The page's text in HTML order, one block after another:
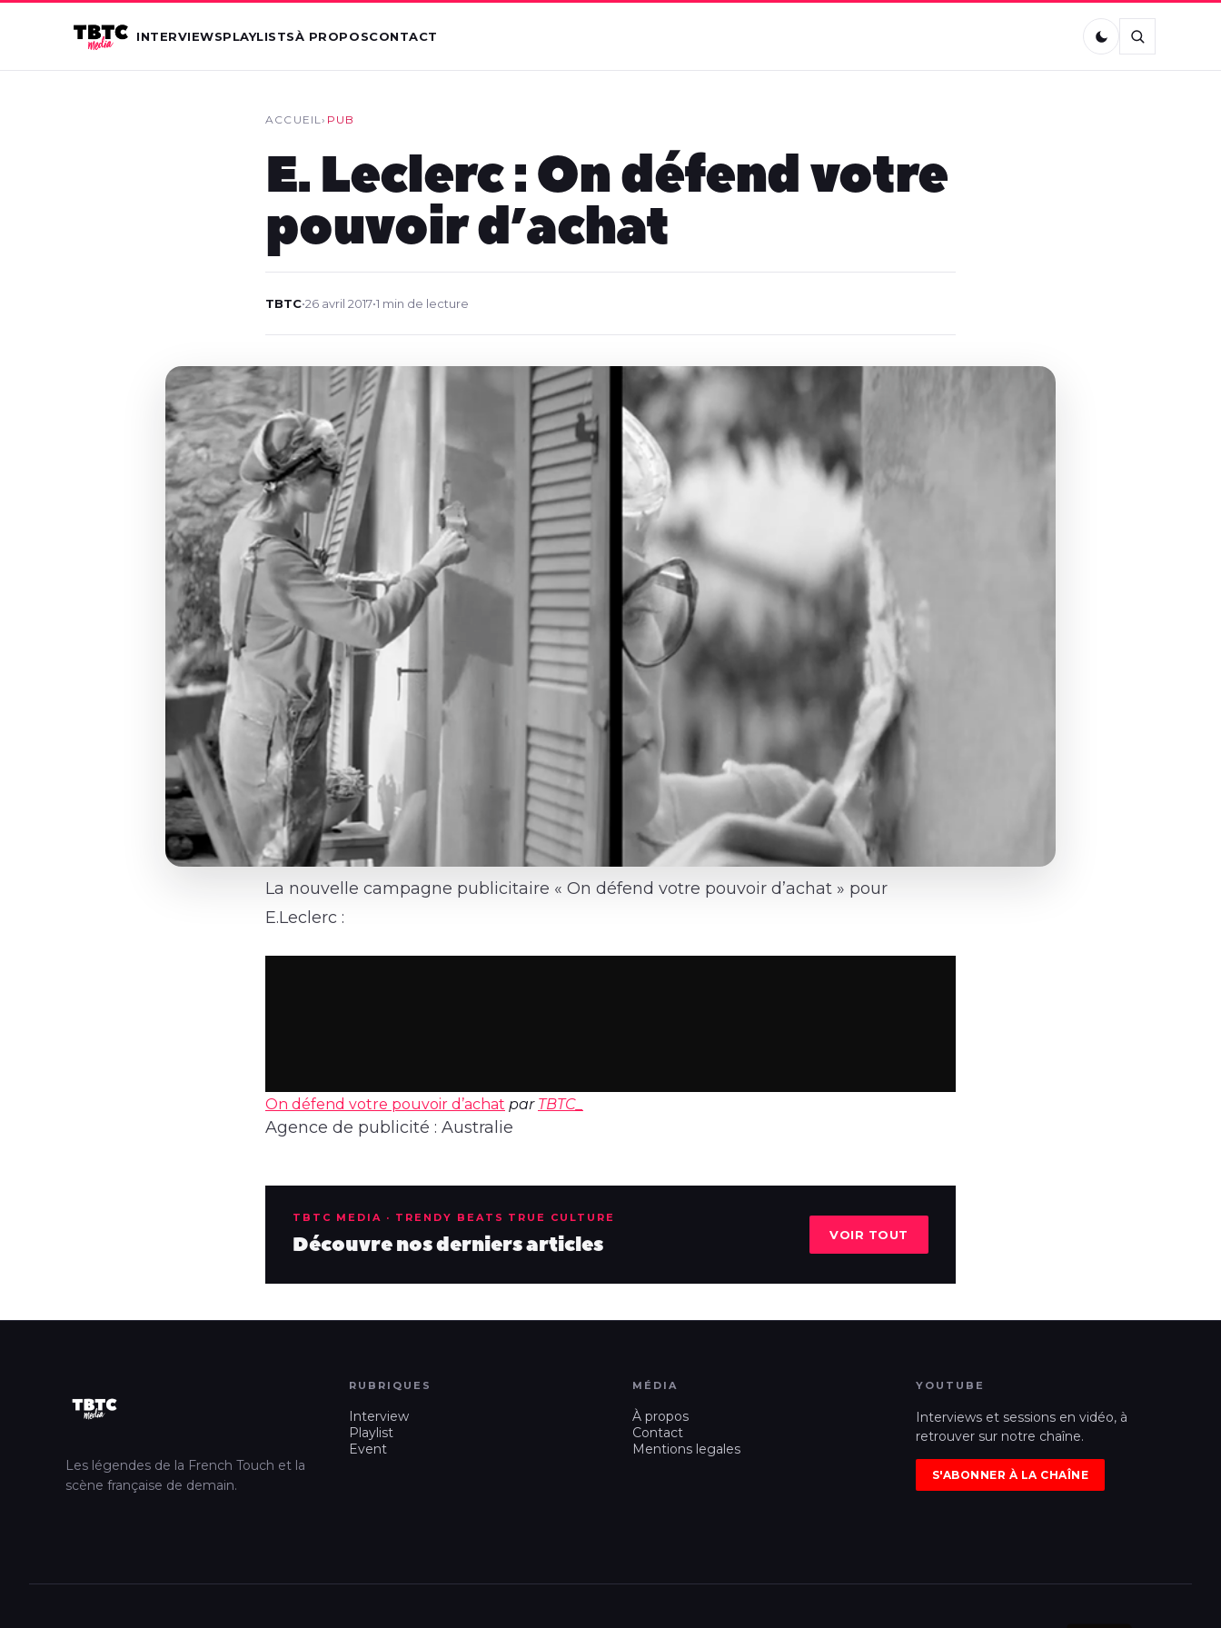
INTERVIEWSPLAYLISTSÀ PROPOSCONTACT
ACCUEIL› PUB
E. Leclerc : On défend votre
pouvoir d’achat
TBTC•26 avril 2017•1 min de lecture
La nouvelle campagne publicitaire « On défend votre pouvoir d’achat » pour
E.Leclerc :
On défend votre pouvoir d’achat par TBTC_
Agence de publicité : Australie
TBTC MEDIA · TRENDY BEATS TRUE CULTURE
Découvre nos derniers articles VOIR TOUT
Les légendes de la French Touch et la
scène française de demain.
RUBRIQUES
Interview
Playlist
Event
MÉDIA
À propos
Contact
Mentions legales
YOUTUBE
Interviews et sessions en vidéo, à
retrouver sur notre chaîne.
S'ABONNER À LA CHAÎNE